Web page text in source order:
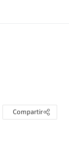
Compartir